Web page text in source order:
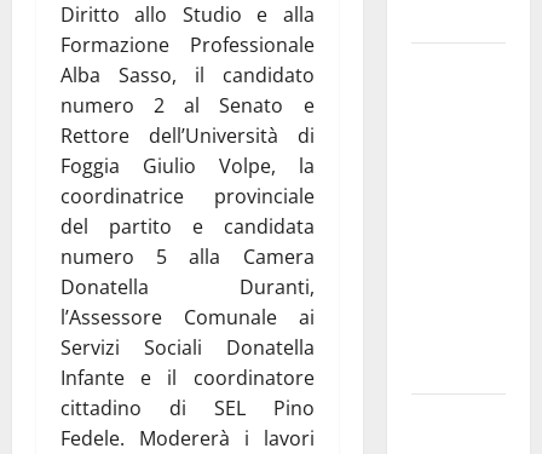
Diritto allo Studio e alla
Formazione Professionale
Alba Sasso, il candidato
numero 2 al Senato e
Rettore dell’Università di
Foggia Giulio Volpe, la
coordinatrice provinciale
del partito e candidata
numero 5 alla Camera
Donatella Duranti,
l’Assessore Comunale ai
Servizi Sociali Donatella
Infante e il coordinatore
cittadino di SEL Pino
Fedele. Modererà i lavori